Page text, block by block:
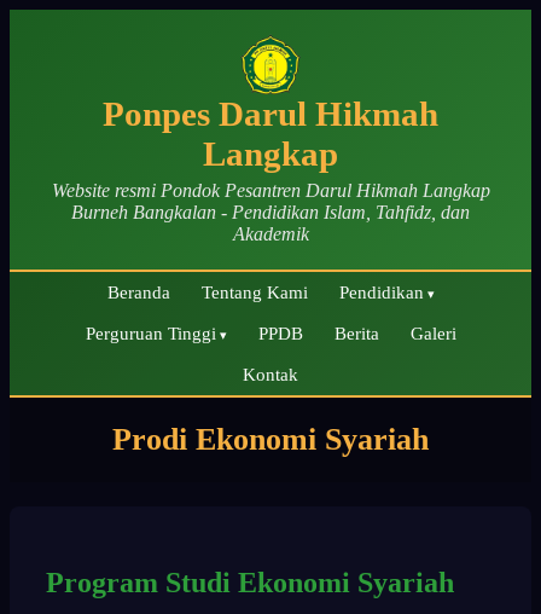
Ponpes Darul Hikmah
Langkap
Website resmi Pondok Pesantren Darul Hikmah Langkap
Burneh Bangkalan - Pendidikan Islam, Tahfidz, dan
Akademik
Beranda Tentang Kami
Pendidikan
Perguruan Tinggi
PPDB Berita
Galeri
Kontak
Prodi Ekonomi Syariah
Program Studi Ekonomi Syariah